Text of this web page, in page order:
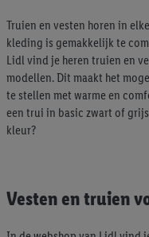
Truien en vesten horen in
kleding is gemakkelijk te
Lidl vind je heren truien en
modellen. Dit maakt het
te stellen met warme en
een trui in basic zwart of
kleur?
Vesten en truien